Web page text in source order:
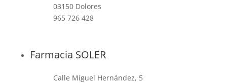
03150 Dolores
965 726 428
Farmacia SOLER
Calle Miguel Hernández, 5